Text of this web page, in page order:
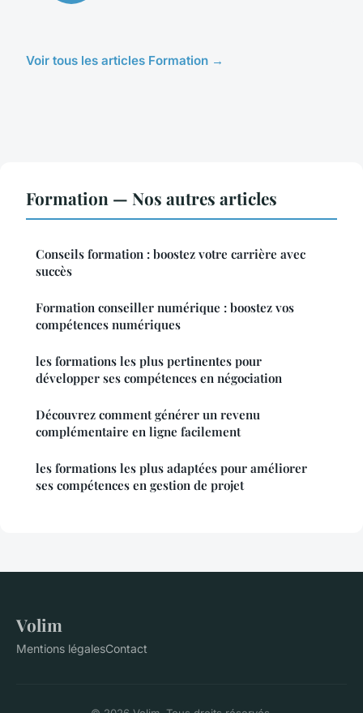
Voir tous les articles Formation →
Formation — Nos autres articles
Conseils formation : boostez votre carrière avec
succès
Formation conseiller numérique : boostez vos
compétences numériques
les formations les plus pertinentes pour
développer ses compétences en négociation
Découvrez comment générer un revenu
complémentaire en ligne facilement
les formations les plus adaptées pour améliorer
ses compétences en gestion de projet
Volim
Mentions légalesContact